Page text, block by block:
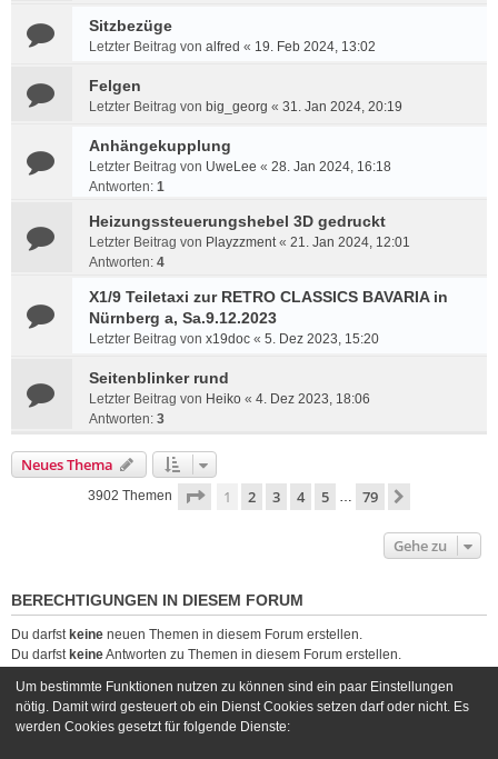
Sitzbezüge
Letzter Beitrag von alfred « 19. Feb 2024, 13:02
Felgen
Letzter Beitrag von big_georg « 31. Jan 2024, 20:19
Anhängekupplung
Letzter Beitrag von UweLee « 28. Jan 2024, 16:18
Antworten: 1
Heizungssteuerungshebel 3D gedruckt
Letzter Beitrag von Playzzment« 21. Jan 2024, 12:01
Antworten: 4
X1/9 Teiletaxi zur RETRO CLASSICS BAVARIA in
Nürnberg a, Sa.9.12.2023
Letzter Beitrag von x19doc « 5. Dez 2023, 15:20
Seitenblinker rund
Letzter Beitrag von Heiko « 4. Dez 2023, 18:06
Antworten: 3
Neues Thema
3902 Themen Seite 1von 79
1 2 3 4 5 … 79
Gehe zu
BERECHTIGUNGEN IN DIESEM FORUM
Du darfst keine neuen Themen in diesem Forum erstellen.
Du darfst keineAntworten zu Themen in diesem Forum erstellen.
Du darfst deine Beiträge in diesem Forumnichtlöschen.
Du darfstkeineDateianhänge in diesem Forum erstellen.
Um bestimmte Funktionen nutzen zu können sind ein paar Einstellungen
nötig. Damit wird gesteuert ob ein Dienst Cookies setzen darf oder nicht. Es
werden Cookies gesetzt für folgende Dienste: